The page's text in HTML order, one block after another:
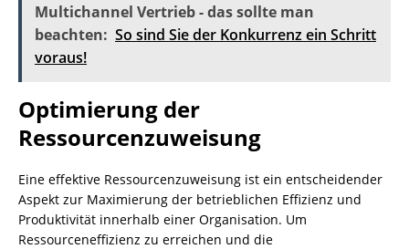
Multichannel Vertrieb - das sollte man
beachten: So sind Sie der Konkurrenz ein Schritt
voraus!
Optimierung der
Ressourcenzuweisung
Eine effektive Ressourcenzuweisung ist ein entscheidender
Aspekt zur Maximierung der betrieblichen Effizienz und
Produktivität innerhalb einer Organisation. Um
Ressourceneffizienz zu erreichen und die